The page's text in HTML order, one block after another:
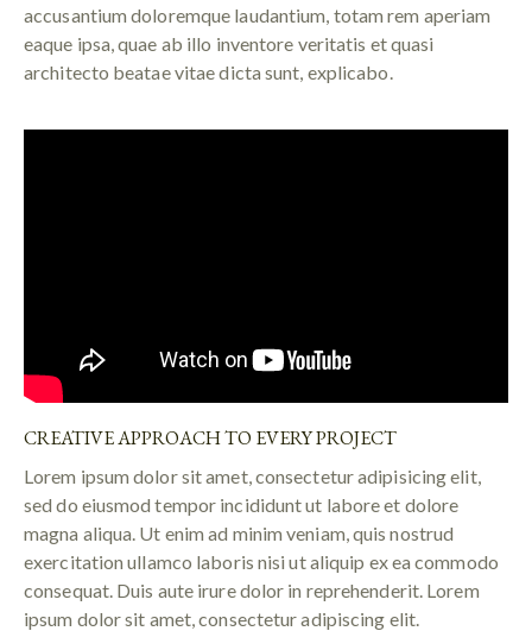
accusantium doloremque laudantium, totam rem aperiam
eaque ipsa, quae ab illo inventore veritatis et quasi
architecto beatae vitae dicta sunt, explicabo.
CREATIVE APPROACH TO EVERY PROJECT
Lorem ipsum dolor sit amet, consectetur adipisicing elit,
sed do eiusmod tempor incididunt ut labore et dolore
magna aliqua. Ut enim ad minim veniam, quis nostrud
exercitation ullamco laboris nisi ut aliquip ex ea commodo
consequat. Duis aute irure dolor in reprehenderit. Lorem
ipsum dolor sit amet, consectetur adipiscing elit.